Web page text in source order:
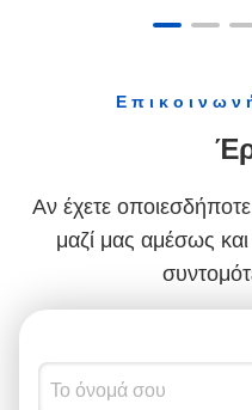
Αν έχετε
μαζί μας αμέσως